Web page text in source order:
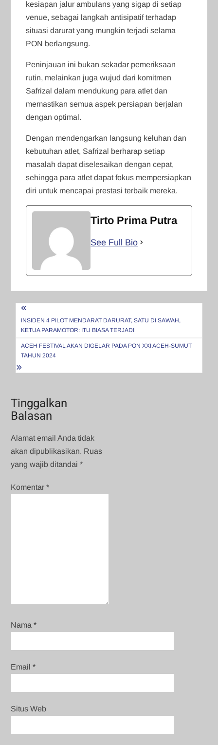
kesiapan jalur ambulans yang sigap di setiap
venue, sebagai langkah antisipatif terhadap
situasi darurat yang mungkin terjadi selama
PON berlangsung.
Peninjauan ini bukan sekadar pemeriksaan
rutin, melainkan juga wujud dari komitmen
Safrizal dalam mendukung para atlet dan
memastikan semua aspek persiapan berjalan
dengan optimal.
Dengan mendengarkan langsung keluhan dan
kebutuhan atlet, Safrizal berharap setiap
masalah dapat diselesaikan dengan cepat,
sehingga para atlet dapat fokus mempersiapkan
diri untuk mencapai prestasi terbaik mereka.
Tirto Prima Putra
See Full Bio
Navigasi
pos
INSIDEN 4 PILOT MENDARAT DARURAT, SATU DI SAWAH,
KETUA PARAMOTOR: ITU BIASA TERJADI
ACEH FESTIVAL AKAN DIGELAR PADA PON XXI ACEH-SUMUT
TAHUN 2024
Tinggalkan
Balasan
Alamat email Anda tidak
akan dipublikasikan. Ruas
yang wajib ditandai*
Komentar*
Nama*
Email*
Situs Web